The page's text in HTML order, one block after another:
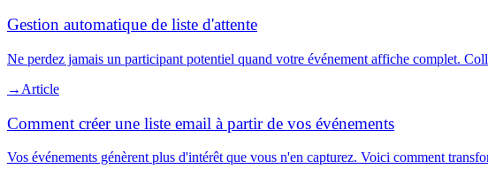
Gestion automatique de liste d'attente
Ne perdez jamais un participant potentiel quand votre événement affiche complet.
→ Article
Comment créer une liste email à partir de vos événements
Vos événements génèrent plus d'intérêt que vous n'en capturez. Voici comment